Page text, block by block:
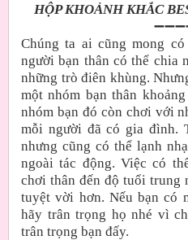
HỘP KHOẢNH KHẮC
Chúng ta ai cũng mong
người bạn thân có thể chia
những trò điên khùng.
một nhóm bạn thân
nhóm bạn đó còn chơi với
mỗi người đã có gia đình.
nhưng cũng có thể lạnh
ngoài tác động. Việc có
chơi thân đến độ tuổi trung
tuyệt vời hơn. Nếu bạn có
hãy trân trọng họ nhé vì
trân trọng bạn đấy.